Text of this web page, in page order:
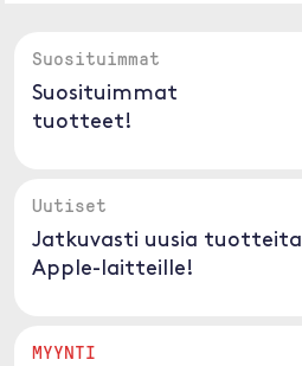
Suosituimmat
Suosituimmat
tuotteet!
Uutiset
Jatkuvasti uusia tuotteita
Apple-laitteille!
MYYNTI